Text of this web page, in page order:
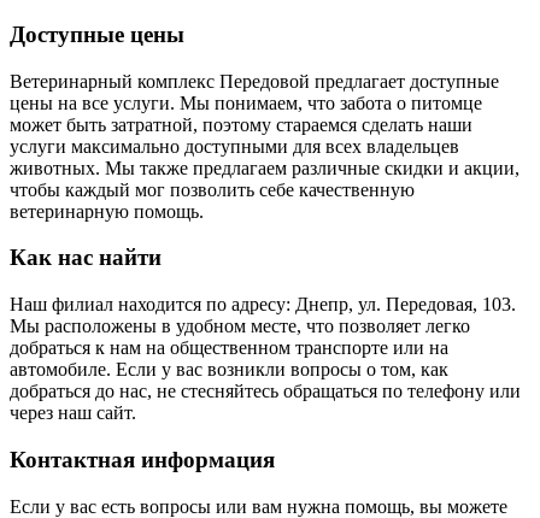
Доступные цены
Ветеринарный комплекс Передовой предлагает доступные
цены на все услуги. Мы понимаем, что забота о питомце
может быть затратной, поэтому стараемся сделать наши
услуги максимально доступными для всех владельцев
животных. Мы также предлагаем различные скидки и акции,
чтобы каждый мог позволить себе качественную
ветеринарную помощь.
Как нас найти
Наш филиал находится по адресу: Днепр, ул. Передовая, 103.
Мы расположены в удобном месте, что позволяет легко
добраться к нам на общественном транспорте или на
автомобиле. Если у вас возникли вопросы о том, как
добраться до нас, не стесняйтесь обращаться по телефону или
через наш сайт.
Контактная информация
Если у вас есть вопросы или вам нужна помощь, вы можете